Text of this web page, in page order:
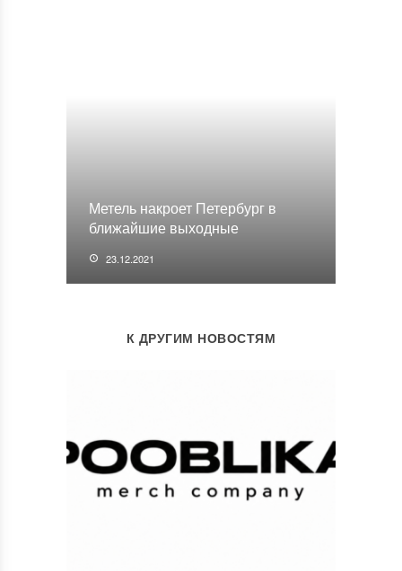
Метель накроет Петербург в
ближайшие выходные
23.12.2021
К ДРУГИМ НОВОСТЯМ